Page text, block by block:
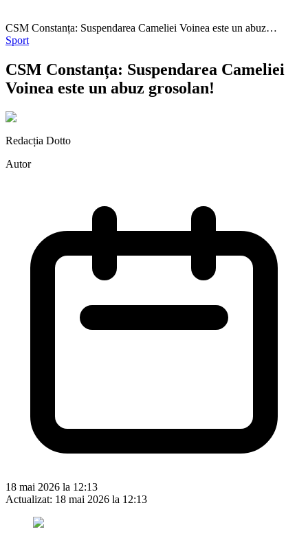
CSM Constanța: Suspendarea Cameliei Voinea este un abuz…
Sport
CSM Constanța: Suspendarea Cameliei
Voinea este un abuz grosolan!
Redacția Dotto
Autor
18 mai 2026 la 12:13
Actualizat: 18 mai 2026 la 12:13